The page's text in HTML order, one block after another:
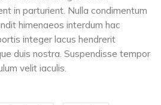
in parturient. Nulla condimentum
himenaeos interdum hac
integer lacus hendrerit
duis nostra. Suspendisse tempor
velit iaculis.